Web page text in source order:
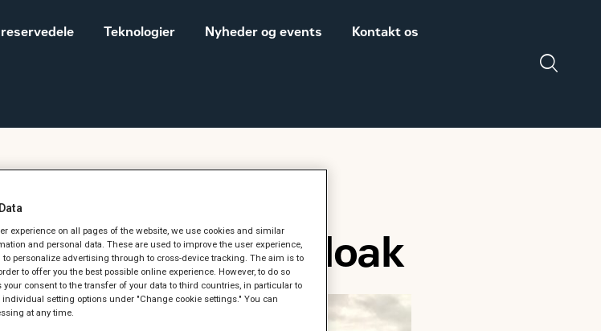
Teknologier Nyheder og events Kontakt os
Equipment
Sales and delivery
terms - Construction
DISCLAIMER
VEDRØRENDE TOLD
PÅ MASKINER OG
DELE FRA USA
til CP Kloak
experience on all pages of the website, we use cookies and similar
and personal data. These are used to improve the user experience,
personalize advertising through to cross-device tracking. The aim is to
to offer you the best possible online experience. However, to do so
consent to the transfer of your data to third countries, in particular to
setting options under "Change cookie settings." You can
at any time.